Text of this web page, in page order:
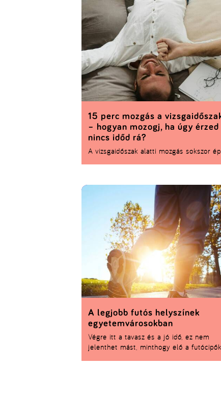
mozgáskövető laborban.
A vizsgaidőszak alatti mozgás sokszor
kihasznált perc is elég ahhoz, hogy
érezd magad a bőrödben, tisztábban
gondolkodj vagy egyszerűen csak
jegyzetek közül. A kérdés nem az, hogy
belefér-e, hanem az, hogy mit nyersz
15 perc mozgás a
– hogyan mozogj, ha úgy érzed
nincs időd rá?
Végre itt a tavasz és a jó idő, ez nem
jelenthet mást, minthogy elő a
A legjobb futós helyszínek
egyetemvárosokban